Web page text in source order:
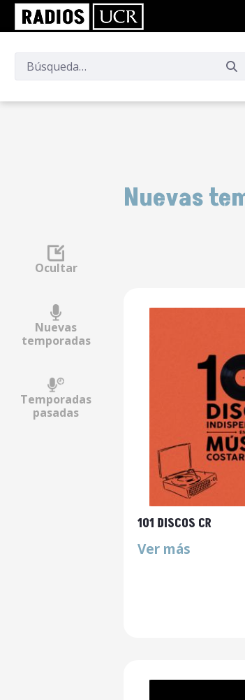
Ocultar
Nuevas
temporadas
Temporadas
pasadas
Nuevas
101 DISCOS CR
Ver más